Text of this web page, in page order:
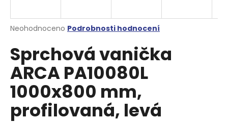
Průměrné
produktu
je
0,0
z
5
hvězdiček.
Neohodnoceno Podrobnosti hodnocení
Sprchová vanička
ARCA PA10080L
1000x800 mm,
profilovaná, levá
j
t
?
HLEDAT